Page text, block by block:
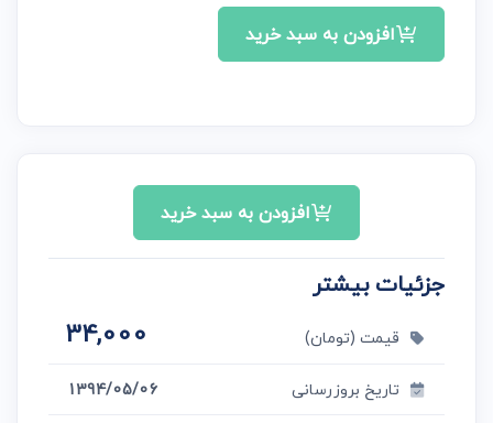
افزودن به سبد خرید
افزودن به سبد خرید
جزئیات بیشتر
قیمت (تومان) 34,000
تاریخ بروزرسانی
1394/05/06